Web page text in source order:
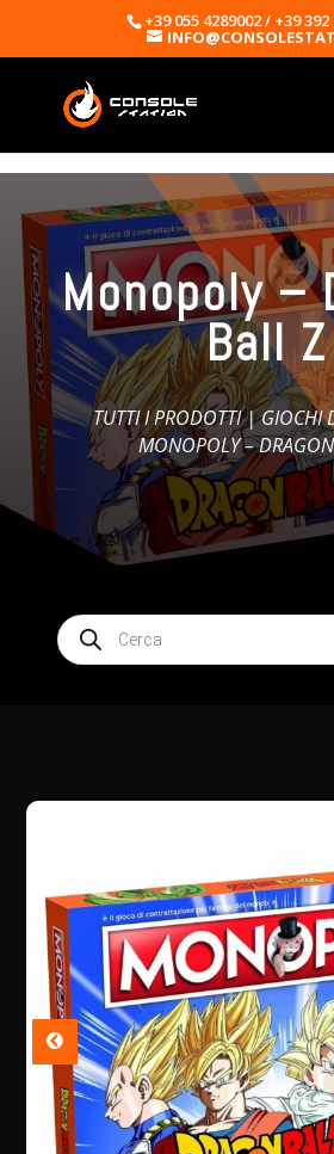
+39 055 4289002 / +39
Monopoly –
Ball Z
TUTTI I PRODOTTI|GIOCHI
MONOPOLY –
Products
search